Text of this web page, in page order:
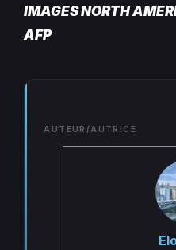
IMAGES NORTH
AFP
AUTEUR/AUTRICE